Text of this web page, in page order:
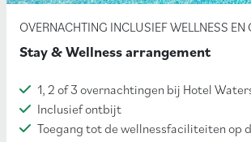
OVERNACHTING INCLUSIEF WELLNESS EN
Stay & Wellness arrangement
1, 2 of 3 overnachtingen bij Hotel
Inclusief ontbijt
Toegang tot de wellnessfaciliteiten op